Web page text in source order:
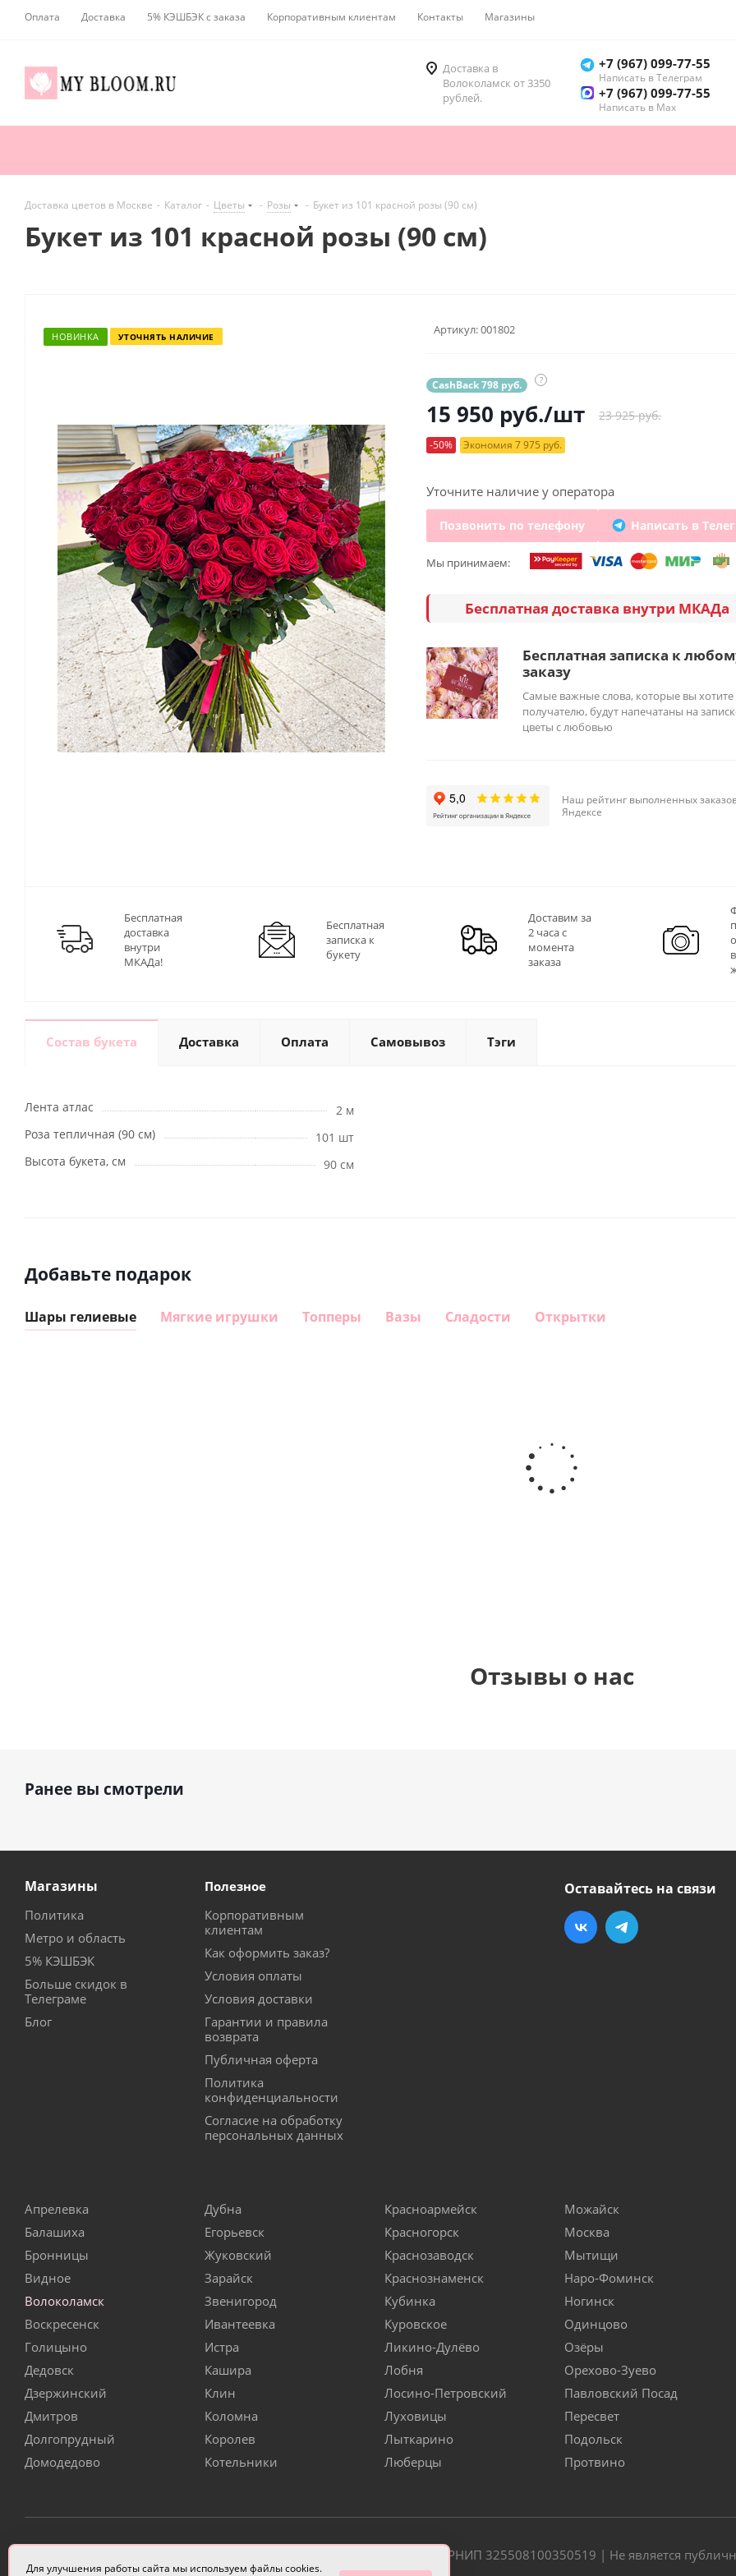
Оплата Доставка 5% КЭШБЭК с заказа Корпоративным клиентам Контакты Магазины
Доставка в
Волоколамск от 3350
рублей.
+7 (967) 099-77-55
Написать в Телеграм
+7 (967) 099-77-55
Написать в Мах
Доставка цветов в Москве - Каталог - Цветы - Розы - Букет из 101 красной розы (90 см)
Букет из 101 красной розы (90 см)
НОВИНКА УТОЧНЯТЬ НАЛИЧИЕ
Артикул:001802
CashBack 798 руб. ?
15 950 руб./шт 23 925 руб.
-50% Экономия 7 975 руб.
Уточните наличие у оператора
Позвонить по телефону Написать в
Мы принимаем:
Бесплатная доставка внутри МКАДа
Бесплатная записка к
заказу
Самые важные слова, которые вы хотите
получателю, будут напечатаны на
цветы с любовью
Наш рейтинг выполненных
Яндексе
Бесплатная
доставка
внутри
МКАДа!
Бесплатная
записка к
букету
Доставим за
2 часа с
момента
заказа
Состав букета Доставка Оплата Самовывоз Тэги
Лента атлас
2 м
Роза тепличная (90 см)
101 шт
Высота букета, см
90 см
Добавьте подарок
Шары гелиевые Мягкие игрушки Топперы Вазы Сладости Открытки
Самая
самая
Отзывы о нас
Ранее вы смотрели
Магазины
Политика
Метро и область
5% КЭШБЭК
Больше скидок в
Телеграме
Блог
Полезное
Корпоративным
клиентам
Как оформить заказ?
Условия оплаты
Условия доставки
Гарантии и правила
возврата
Публичная оферта
Политика
конфиденциальности
Согласие на обработку
персональных данных
Оставайтесь на связи
Апрелевка
Балашиха
Бронницы
Видное
Волоколамск
Воскресенск
Голицыно
Дедовск
Дзержинский
Дмитров
Долгопрудный
Домодедово
Дубна
Егорьевск
Жуковский
Зарайск
Звенигород
Ивантеевка
Истра
Кашира
Клин
Коломна
Королев
Котельники
Красноармейск
Красногорск
Краснозаводск
Краснознаменск
Кубинка
Куровское
Ликино-Дулёво
Лобня
Лосино-Петровский
Луховицы
Лыткарино
Люберцы
Можайск
Москва
Мытищи
Наро-Фоминск
Ногинск
Одинцово
Озёры
Орехово-Зуево
Павловский Посад
Пересвет
Подольск
Протвино
ИП Чулкова Анастасия Александровна ИНН 331405822720 | ОГРН/ОГРНИП 325508100350519 | Не является
Для улучшения работы сайта мы используем файлы cookies.